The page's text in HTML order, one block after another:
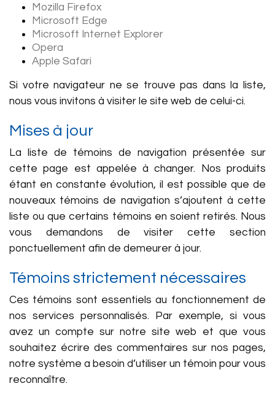
Mozilla Firefox
Microsoft Edge
Microsoft Internet Explorer
Opera
Apple Safari
Si votre navigateur ne se trouve pas dans la liste,
nous vous invitons à visiter le site web de celui-ci.
Mises à jour
La liste de témoins de navigation présentée sur
cette page est appelée à changer. Nos produits
étant en constante évolution, il est possible que de
nouveaux témoins de navigation s’ajoutent à cette
liste ou que certains témoins en soient retirés. Nous
vous demandons de visiter cette section
ponctuellement afin de demeurer à jour.
Témoins strictement nécessaires
Ces témoins sont essentiels au fonctionnement de
nos services personnalisés. Par exemple, si vous
avez un compte sur notre site web et que vous
souhaitez écrire des commentaires sur nos pages,
notre système a besoin d’utiliser un témoin pour vous
reconnaître.